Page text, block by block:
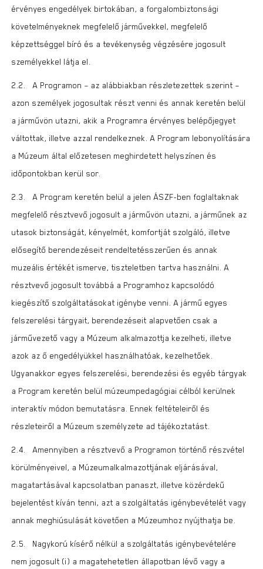
érvényes engedélyek birtokában, a forgalombiztonsági
követelményeknek megfelelő járművekkel, megfelelő
képzettséggel bíró és a tevékenység végzésére jogosult
személyekkel látja el.
2.2. A Programon – az alábbiakban részletezettek szerint –
azon személyek jogosultak részt venni és annak keretén belül
a járművön utazni, akik a Programra érvényes belépőjegyet
váltottak, illetve azzal rendelkeznek. A Program lebonyolítására
a Múzeum által előzetesen meghirdetett helyszínen és
időpontokban kerül sor.
2.3. A Program keretén belül a jelen ÁSZF-ben foglaltaknak
megfelelő résztvevő jogosult a járművön utazni, a járműnek az
utasok biztonságát, kényelmét, komfortját szolgáló, illetve
elősegítő berendezéseit rendeltetésszerűen és annak
muzeális értékét ismerve, tiszteletben tartva használni. A
résztvevő jogosult továbbá a Programhoz kapcsolódó
kiegészítő szolgáltatásokat igénybe venni. A jármű egyes
felszerelési tárgyait, berendezéseit alapvetően csak a
járművezető vagy a Múzeum alkalmazottja kezelheti, illetve
azok az ő engedélyükkel használhatóak, kezelhetőek.
Ugyanakkor egyes felszerelési, berendezési és egyéb tárgyak
a Program keretén belül múzeumpedagógiai célból kerülnek
interaktív módon bemutatásra. Ennek feltételeiről és
részleteiről a Múzeum személyzete ad tájékoztatást.
2.4. Amennyiben a résztvevő a Programon történő részvétel
körülményeivel, a Múzeumalkalmazottjának eljárásával,
magatartásával kapcsolatban panaszt, illetve közérdekű
bejelentést kíván tenni, azt a szolgáltatás igénybevételét vagy
annak meghiúsulását követően a Múzeumhoz nyújthatja be.
2.5. Nagykorú kísérő nélkül a szolgáltatás igénybevételére
nem jogosult (i) a magatehetetlen állapotban lévő vagy a